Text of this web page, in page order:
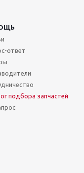
ответ
подбора запчастей